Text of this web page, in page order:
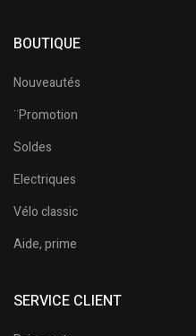
BOUTIQUE
Nouveautés
¨Promotion
Soldes
Electriques
Vélo classic
Aide, prime
SERVICE CLIENT